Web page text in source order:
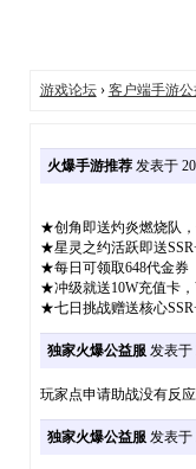
游戏论坛› 客户端手游公
火爆手游推荐发表于
★创角即送灼炎燃烧队
★星灵之约活跃即送
★每日可领取648代金券
★冲级就送10W充值卡
★七日挑战赠送核心
独家火爆公益服发表于
玩家点申请助战没有反
独家火爆公益服发表于